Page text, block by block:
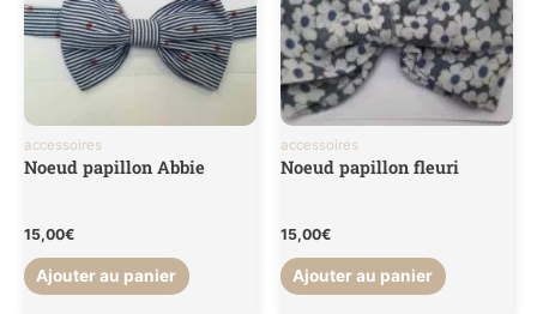
accessoires
Noeud papillon Abbie
15,00€
Ajouter au panier
accessoires
Noeud papillon fleuri
15,00€
Ajouter au panier